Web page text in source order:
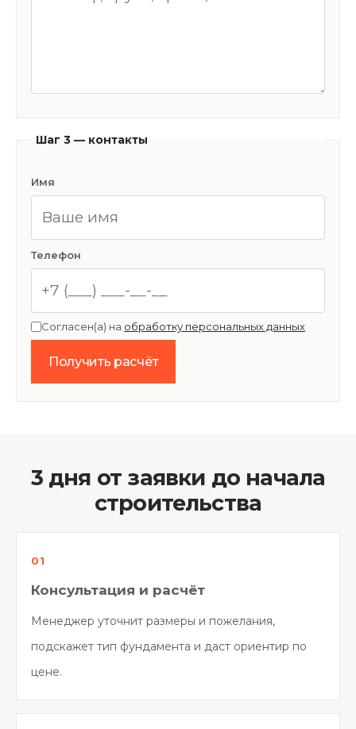
Шаг 3 — контакты
Имя
Телефон
Согласен(а) на обработку персональных данных
Получить расчёт
3 дня от заявки до начала
строительства
Консультация и расчёт
Менеджер уточнит размеры и пожелания,
подскажет тип фундамента и даст ориентир по
цене.